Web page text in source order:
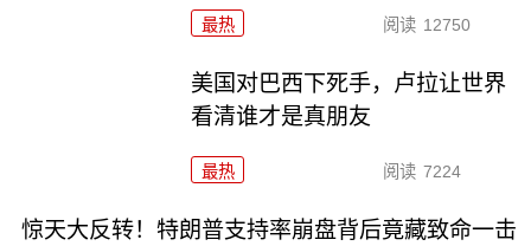
最热 阅读 12750
美国对巴西下死手，卢拉让世界
看清谁才是真朋友
最热 阅读 7224
惊天大反转！特朗普支持率崩盘背后竟藏致命一击